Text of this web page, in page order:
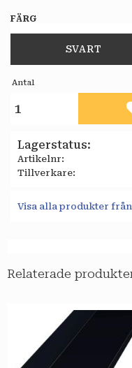
FÄRG
SVART
Antal
Lagerstatus
Artikelnr
Tillverkare
Visa alla produkter
Relaterade